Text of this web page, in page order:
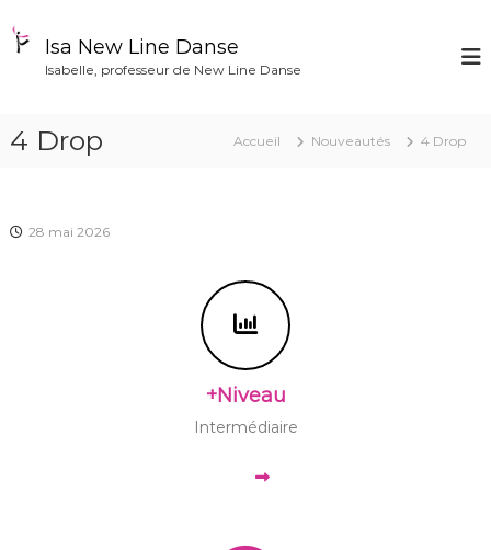
Isa New Line Danse
Isabelle, professeur de New Line Danse
4 Drop Accueil Nouveautés 4 Drop
28 mai 2026
+Niveau
Intermédiaire